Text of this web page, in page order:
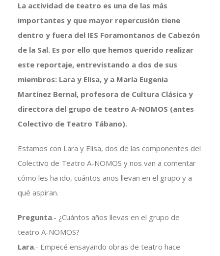
La actividad de teatro es una de las más
importantes y que mayor repercusión tiene
dentro y fuera del IES Foramontanos de Cabezón
de la Sal. Es por ello que hemos querido realizar
este reportaje, entrevistando a dos de sus
miembros: Lara y Elisa, y a María Eugenia
Martínez Bernal, profesora de Cultura Clásica y
directora del grupo de teatro A-NOMOS (antes
Colectivo de Teatro Tábano).
Estamos con Lara y Elisa, dos de las componentes del
Colectivo de Teatro A-NOMOS y nos van a comentar
cómo les ha ido, cuántos años llevan en el grupo y a
qué aspiran.
Pregunta.- ¿Cuántos años llevas en el grupo de
teatro A-NOMOS?
Lara.- Empecé ensayando obras de teatro hace